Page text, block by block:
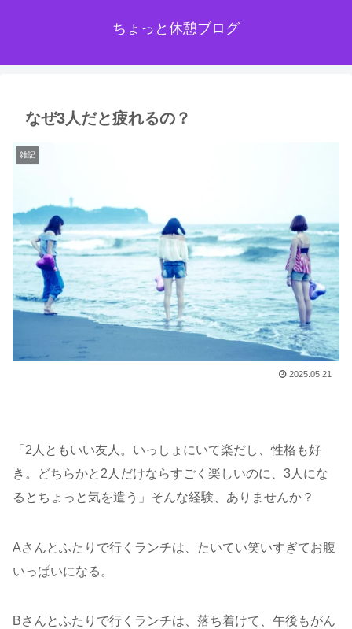
ちょっと休憩ブログ
なぜ3人だと疲れるの？
雑記
2025.05.21
「2人ともいい友人。いっしょにいて楽だし、性格も好
き。どちらかと2人だけならすごく楽しいのに、3人にな
るとちょっと気を遣う」そんな経験、ありませんか？
Aさんとふたりで行くランチは、たいてい笑いすぎてお腹
いっぱいになる。
Bさんとふたりで行くランチは、落ち着けて、午後もがん